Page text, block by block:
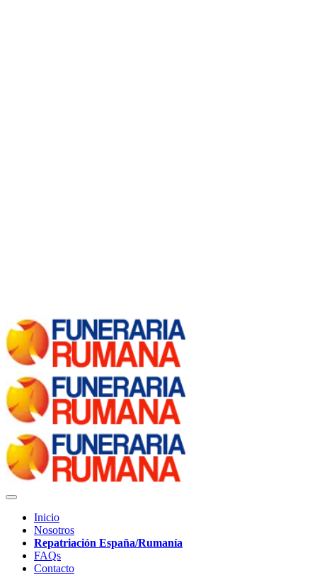
Inicio
Nosotros
Repatriación España/Rumanía
FAQs
Contacto